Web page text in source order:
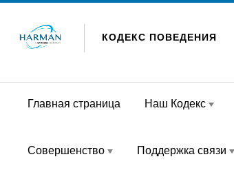
КОДЕКС ПОВЕДЕНИЯ
Главная страница Наш Кодекс
Совершенство Поддержка связи